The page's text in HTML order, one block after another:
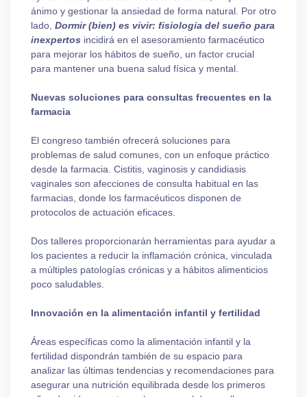
ánimo y gestionar la ansiedad de forma natural. Por otro
lado, Dormir (bien) es vivir: fisiología del sueño para
inexpertos incidirá en el asesoramiento farmacéutico
para mejorar los hábitos de sueño, un factor crucial
para mantener una buena salud física y mental.
Nuevas soluciones para consultas frecuentes en la
farmacia
El congreso también ofrecerá soluciones para
problemas de salud comunes, con un enfoque práctico
desde la farmacia. Cistitis, vaginosis y candidiasis
vaginales son afecciones de consulta habitual en las
farmacias, donde los farmacéuticos disponen de
protocolos de actuación eficaces.
Dos talleres proporcionarán herramientas para ayudar a
los pacientes a reducir la inflamación crónica, vinculada
a múltiples patologías crónicas y a hábitos alimenticios
poco saludables.
Innovación en la alimentación infantil y fertilidad
Áreas específicas como la alimentación infantil y la
fertilidad dispondrán también de su espacio para
analizar las últimas tendencias y recomendaciones para
asegurar una nutrición equilibrada desde los primeros